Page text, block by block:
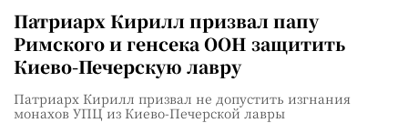
Патриарх Кирилл призвал папу
Римского и генсека ООН защитить
Киево-Печерскую лавру
Патриарх Кирилл призвал не допустить изгнания
монахов УПЦ из Киево-Печерской лавры